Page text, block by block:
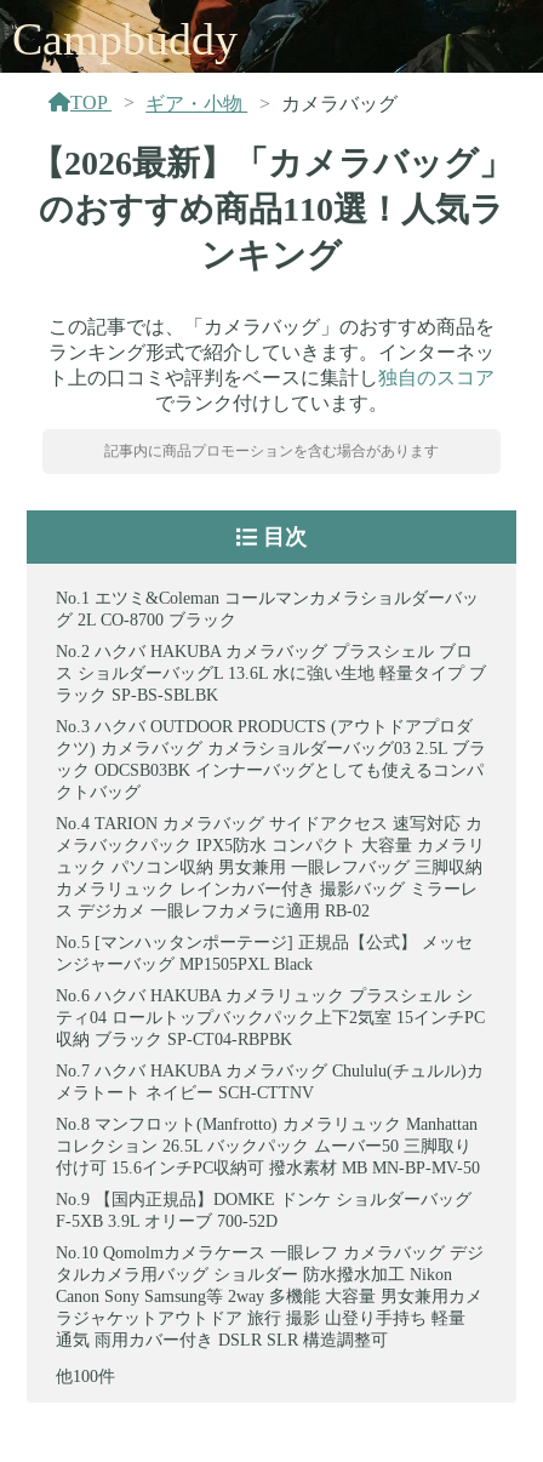
Campbuddy
TOP ギア・小物 カメラバッグ
【2026最新】「カメラバッグ」
のおすすめ商品110選！人気ラ
ンキング
この記事では、「カメラバッグ」のおすすめ商品を
ランキング形式で紹介していきます。インターネッ
ト上の口コミや評判をベースに集計し独自のスコア
でランク付けしています。
記事内に商品プロモーションを含む場合があります
目次
エツミ&Coleman コールマンカメラショルダーバッ
グ 2L CO-8700 ブラック
ハクバ HAKUBA カメラバッグ プラスシェル ブロ
ス ショルダーバッグL 13.6L 水に強い生地 軽量タイプ ブ
ラック SP-BS-SBLBK
ハクバ OUTDOOR PRODUCTS (アウトドアプロダ
クツ) カメラバッグ カメラショルダーバッグ03 2.5L ブラ
ック ODCSB03BK インナーバッグとしても使えるコンパ
クトバッグ
TARION カメラバッグ サイドアクセス 速写対応 カ
メラバックパック IPX5防水 コンパクト 大容量 カメラリ
ュック パソコン収納 男女兼用 一眼レフバッグ 三脚収納
カメラリュック レインカバー付き 撮影バッグ ミラーレ
ス デジカメ 一眼レフカメラに適用 RB-02
[マンハッタンポーテージ] 正規品【公式】 メッセ
ンジャーバッグ MP1505PXL Black
ハクバ HAKUBA カメラリュック プラスシェル シ
ティ04 ロールトップバックパック上下2気室 15インチPC
収納 ブラック SP-CT04-RBPBK
ハクバ HAKUBA カメラバッグ Chululu(チュルル)カ
メラトート ネイビー SCH-CTTNV
マンフロット(Manfrotto) カメラリュック Manhattan
コレクション 26.5L バックパック ムーバー50 三脚取り
付け可 15.6インチPC収納可 撥水素材 MB MN-BP-MV-50
【国内正規品】DOMKE ドンケ ショルダーバッグ
F-5XB 3.9L オリーブ 700-52D
Qomolmカメラケース 一眼レフ カメラバッグ デジ
タルカメラ用バッグ ショルダー 防水撥水加工 Nikon
Canon Sony Samsung等 2way 多機能 大容量 男女兼用カメ
ラジャケットアウトドア 旅行 撮影 山登り手持ち 軽量
通気 雨用カバー付き DSLR SLR 構造調整可
他100件